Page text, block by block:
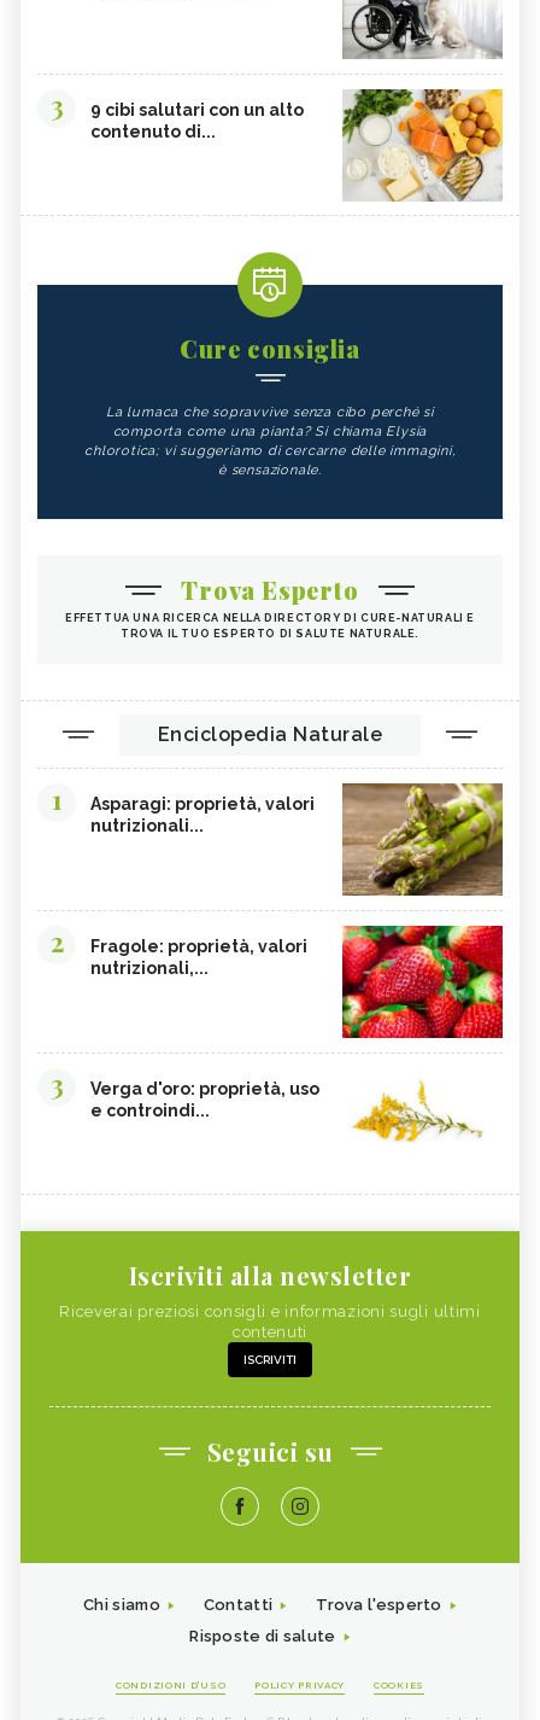
3
9 cibi salutari con un alto
contenuto di...
Cure consiglia
La lumaca che sopravvive senza cibo perché si
comporta come una pianta? Si chiama Elysia
chlorotica; vi suggeriamo di cercarne delle immagini,
è sensazionale.
Trova Esperto
EFFETTUA UNA RICERCA NELLA DIRECTORY DI CURE-NATURALI E
TROVA IL TUO ESPERTO DI SALUTE NATURALE.
Enciclopedia Naturale
1
Asparagi: proprietà, valori
nutrizionali...
2
Fragole: proprietà, valori
nutrizionali,...
3
Verga d'oro: proprietà, uso
e controindi...
Iscriviti alla newsletter
Riceverai preziosi consigli e informazioni sugli ultimi
contenuti
ISCRIVITI
Seguici su
Chi siamo Contatti
Trova l'esperto
Risposte di salute
CONDIZIONI D'USO POLICY PRIVACY COOKIES